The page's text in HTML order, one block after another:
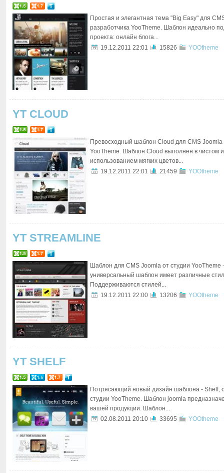
Простая и элегантная тема "Big Easy" для
разработчика YooTheme. Шаблон идеально
проекта: онлайн блога...
19.12.2011 22:01
15826 YOOtheme
YT CLOUD
Превосходный шаблон Cloud для CMS Joomla
YooTheme. Шаблон Cloud выполнен в чистом
использованием мягких цветов...
19.12.2011 22:01
21459 YOOtheme
YT STREAMLINE
Шаблон для CMS Joomla от студии YooTheme
универсальный шаблон имеет различные
Поддерживаются стилей...
19.12.2011 22:00
13206 YOOtheme
YT SHELF
Потрясающий новый дизайн шаблона - Shelf,
студии YooTheme. Шаблон joomla
вашей продукции. Шаблон...
02.08.2011 20:10
33695 YOOtheme